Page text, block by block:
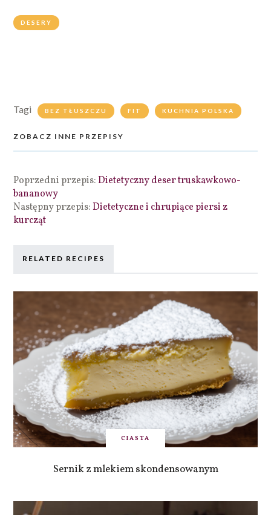
DESERY
Tagi BEZ TŁUSZCZU FIT KUCHNIA POLSKA
ZOBACZ INNE PRZEPISY
Poprzedni przepis:Dietetyczny deser truskawkowo-
bananowy
Następny przepis:Dietetyczne i chrupiące piersi z
kurcząt
RELATED RECIPES
CIASTA
Sernik z mlekiem skondensowanym